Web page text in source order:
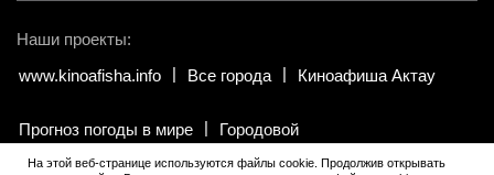
Наши проекты:
www.kinoafisha.info
Все города Киноафиша Актау
Прогноз погоды в мире Городовой
На этой веб-странице используются файлы cookie. Продолжив открывать